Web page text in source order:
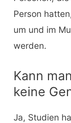
Person
um und im
werden.
Kann
keine
Ja, Studien